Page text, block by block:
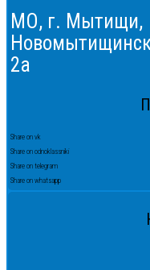
МО, г. Мытищи,
2а
Share on vk
Share on odnoklassniki
Share on telegram
Share on whatsapp